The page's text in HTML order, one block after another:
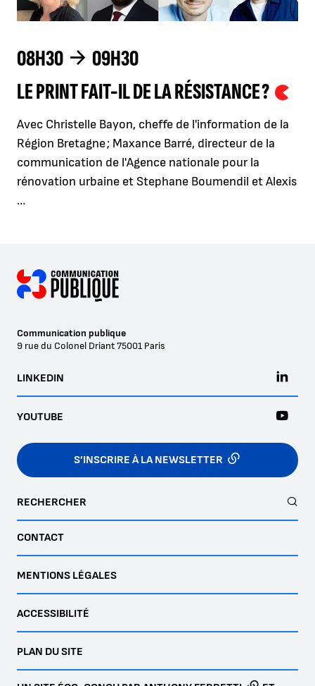
LE PRINT FAIT-IL DE LA RÉSISTANCE ?
08H30 09H30
Avec Christelle Bayon, cheffe de l'information de la
Région Bretagne ; Maxance Barré, directeur de la
communication de l'Agence nationale pour la
rénovation urbaine et Stephane Boumendil et Alexis
…
Communication publique
9 rue du Colonel Driant75001 Paris
S’INSCRIRE À LA NEWSLETTER
LINKEDIN
YOUTUBE
RECHERCHER
CONTACT
MENTIONS LÉGALES
ACCESSIBILITÉ
PLAN DU SITE